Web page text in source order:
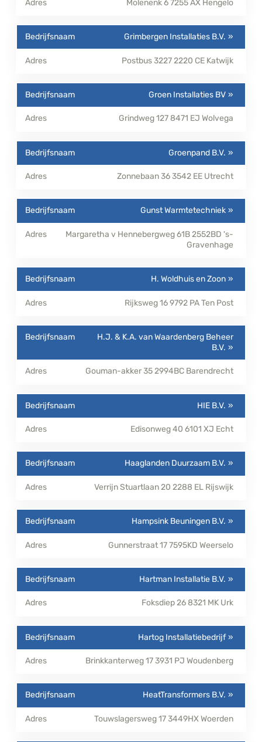
Molenenk 67255 AX Hengelo
Grimbergen Installaties B.V.
Postbus 32272220 CE Katwijk
Groen Installaties BV
Grindweg 1278471 EJ Wolvega
Groenpand B.V.
Zonnebaan 363542 EE Utrecht
Gunst Warmtetechniek
Margaretha v Hennebergweg 61B2552BD 's-
Gravenhage
H. Woldhuis en Zoon
Rijksweg 169792 PATen Post
H.J. & K.A. van Waardenberg Beheer
B.V.
Gouman-akker 352994BC Barendrecht
HIE B.V.
Edisonweg 40 6101 XJ Echt
Haaglanden Duurzaam B.V.
Verrijn Stuartlaan 20 2288 EL Rijswijk
Hampsink Beuningen B.V.
Gunnerstraat 177595KD Weerselo
Hartman Installatie B.V.
Foksdiep 268321 MK Urk
Hartog Installatiebedrijf
Brinkkanterweg 173931 PJ Woudenberg
HeatTransformers B.V.
Touwslagersweg 173449HXWoerden